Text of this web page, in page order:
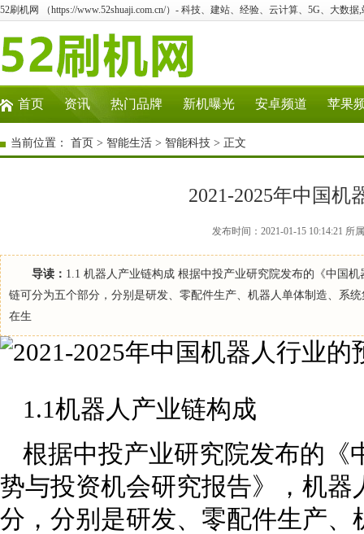
52刷机网 （https://www.52shuaji.com.cn/）- 科技、建站、经验、云计算、5G、大数据
首页 资讯 热门品牌 新机曝光 安卓频道 苹果
当前位置： 首页 > 智能生活 > 智能科技 > 正文
2021-2025年中国机
发布时间：2021-01-15 10:14:21
导读： 1.1 机器人产业链构成 根据中投产业研究院发布的《中国
链可分为五个部分，分别是研发、零配件生产、机器人单体制造、系
在生
1.1机器人产业链构成
根据中投产业研究院发布的《
势与投资机会研究报告》，机
分，分别是研发、零配件生产